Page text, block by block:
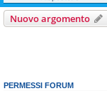
Nuovo argomento
PERMESSI FORUM